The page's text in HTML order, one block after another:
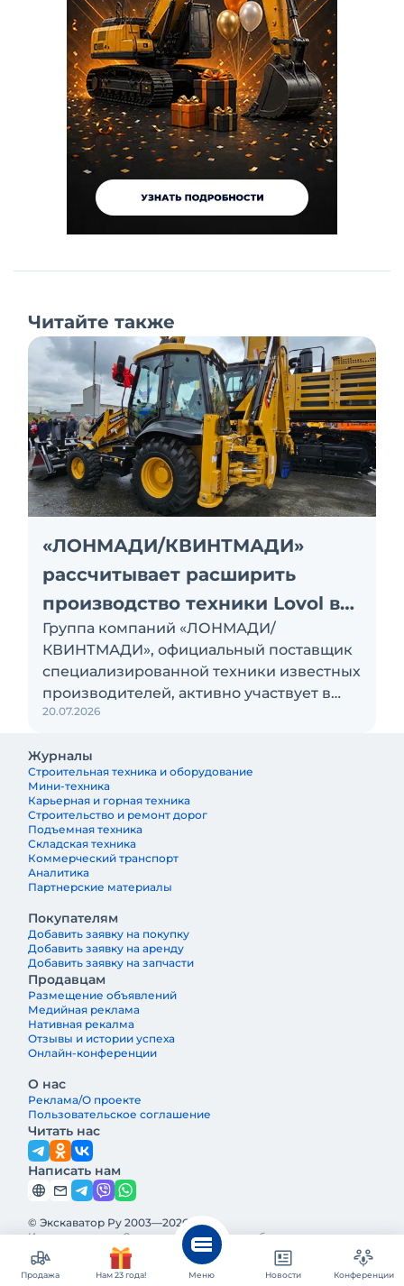
Читайте также
«ЛОНМАДИ/КВИНТМАДИ»
рассчитывает расширить
производство техники Lovol в
России
Группа компаний «ЛОНМАДИ/
КВИНТМАДИ», официальный поставщик
специализированной техники известных
производителей, активно участвует в
локализации производства
Тосно. В перспективе здесь планируют
наладить выпуск экскаваторов и
фронтальных погрузчиков Lovol
20.07.2026
Журналы
Строительная техника и оборудование
Мини-техника
Карьерная и горная техника
Строительство и ремонт дорог
Подъемная техника
Складская техника
Коммерческий транспорт
Аналитика
Партнерские материалы
Покупателям
Добавить заявку на покупку
Добавить заявку на аренду
Добавить заявку на запчасти
Продавцам
Размещение объявлений
Медийная реклама
Нативная рекалма
Отзывы и истории успеха
Онлайн-конференции
О нас
Реклама/О проекте
Пользовательское соглашение
Читать нас
Написать нам
© Экскаватор Ру 2003—2026
Интернет-журнал Строительная техника и оборудование —
ведущее издание о строительной технике и оборудовании в
России. Реклама и информация на Экскаватор.Ру
предназначены исключительно для российских потребителей.
Продажа Нам 23 года! Меню Новости Конференции